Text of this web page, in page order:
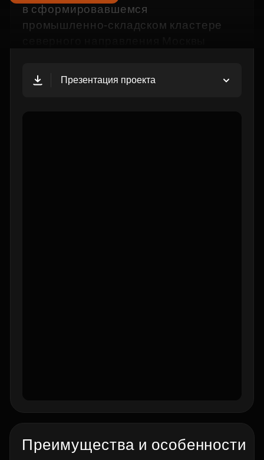
в сформировавшемся
промышленно‑складском кластере
Презентация проекта
Преимущества и особенности